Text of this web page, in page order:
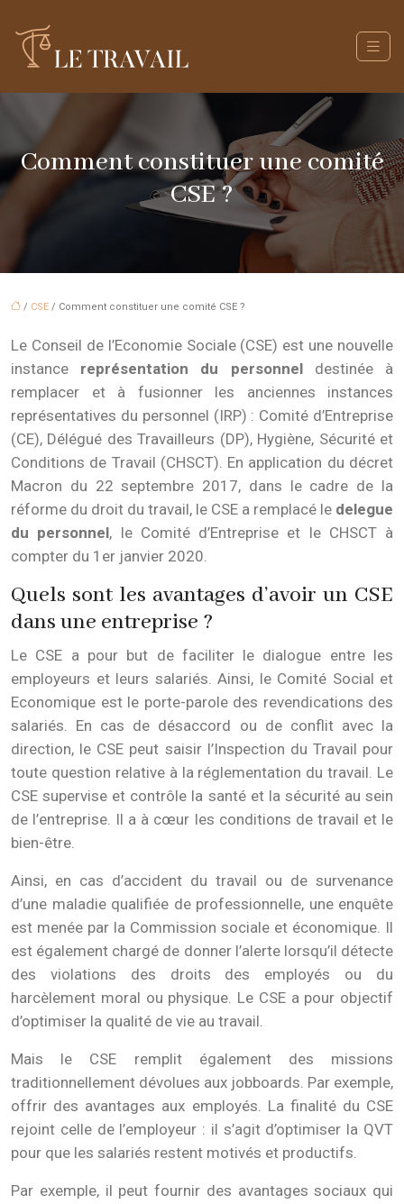
Comment constituer une comité
CSE ?
/ CSE / Comment constituer une comité CSE ?
Le Conseil de l’Economie Sociale (CSE) est une nouvelle
instance représentation du personneldestinée à
remplacer et à fusionner les anciennes instances
représentatives du personnel (IRP) : Comité d’Entreprise
(CE), Délégué des Travailleurs (DP), Hygiène, Sécurité et
Conditions de Travail (CHSCT). En application du décret
Macron du 22 septembre 2017, dans le cadre de la
réforme du droit du travail, le CSE a remplacé le delegue
du personnel, le Comité d’Entreprise et le CHSCT à
compter du 1er janvier 2020.
Quels sont les avantages d’avoir un CSE
dans une entreprise ?
Le CSE a pour but de faciliter le dialogue entre les
employeurs et leurs salariés. Ainsi, le Comité Social et
Economique est le porte-parole des revendications des
salariés. En cas de désaccord ou de conflit avec la
direction, le CSE peut saisir l’Inspection du Travail pour
toute question relative à la réglementation du travail. Le
CSE supervise et contrôle la santé et la sécurité au sein
de l’entreprise. Il a à cœur les conditions de travail et le
bien-être.
Ainsi, en cas d’accident du travail ou de survenance
d’une maladie qualifiée de professionnelle, une enquête
est menée par la Commission sociale et économique. Il
est également chargé de donner l’alerte lorsqu’il détecte
des violations des droits des employés ou du
harcèlement moral ou physique. Le CSE a pour objectif
d’optimiser la qualité de vie au travail.
Mais le CSE remplit également des missions
traditionnellement dévolues aux jobboards. Par exemple,
offrir des avantages aux employés. La finalité du CSE
rejoint celle de l’employeur : il s’agit d’optimiser la QVT
pour que les salariés restent motivés et productifs.
Par exemple, il peut fournir des avantages sociaux qui